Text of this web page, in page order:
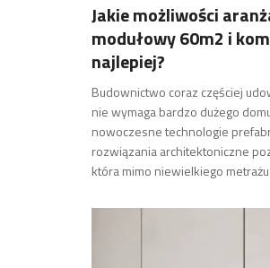
Jakie możliwości
modułowy 60m2 i
najlepiej?
Budownictwo coraz częściej
nie wymaga bardzo dużego
nowoczesne technologie
rozwiązania architektoniczne
która mimo niewielkiego